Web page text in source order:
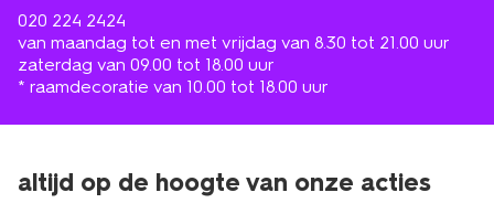
020 224 2424
van maandag tot en met vrijdag van 8.30 tot 21.00 uur
zaterdag van 09.00 tot 18.00 uur
* raamdecoratie van 10.00 tot 18.00 uur
altijd op de hoogte van onze acties